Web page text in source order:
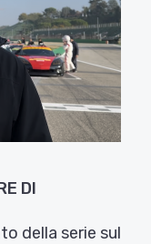
con Simone
sul programma
DI
della serie sul